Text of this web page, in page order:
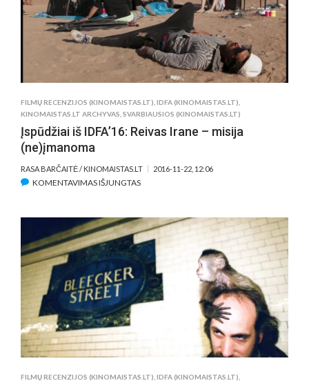
–
KAIP
13-
ETĖ
TAPO
PIRMĄJĄ
ERELIŲ
FILMŲ RECENZIJOS (KINOMAISTAS.LT) IDFA (KINOMAISTAS.LT)
KINOMAISTAS.LT ARCHYVAS SVARBIAUSIOS (KINOMAISTAS.LT)
Įspūdžiai iš IDFA’16: Reivas Irane – misija
(ne)įmanoma
RASA BARČAITĖ / KINOMAISTAS.LT 2016-11-22, 12:06
KOMENTAVIMAS IŠJUNGTASĮRAŠE
IDFA’16:
REIVAS
IRANE
MISIJA
(NE)ĮMANOMA
FILMŲ RECENZIJOS (KINOMAISTAS.LT) IDFA (KINOMAISTAS.LT)